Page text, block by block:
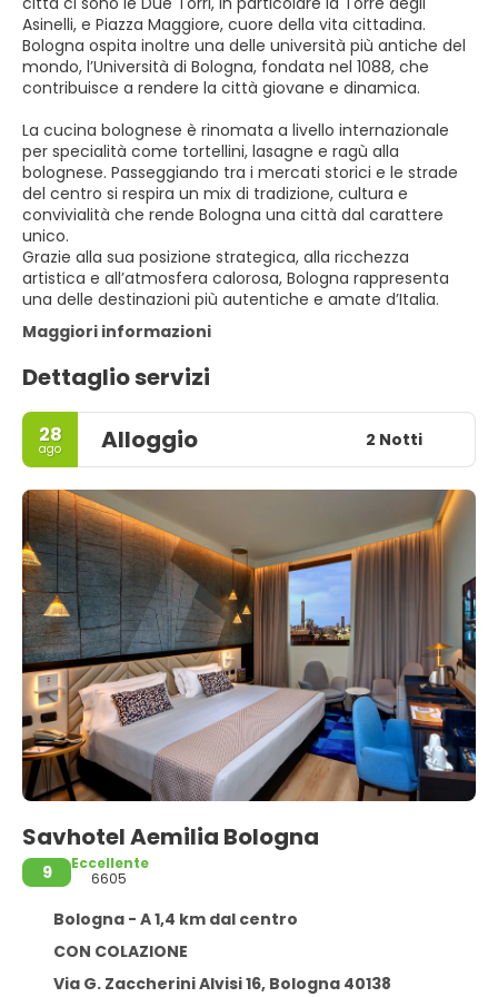
Asinelli, e Piazza Maggiore, cuore della vita cittadina.
Bologna ospita inoltre una delle università più antiche del
mondo, l’Università di Bologna, fondata nel 1088, che
contribuisce a rendere la città giovane e dinamica.
La cucina bolognese è rinomata a livello internazionale
per specialità come tortellini, lasagne e ragù alla
bolognese. Passeggiando tra i mercati storici e le strade
del centro si respira un mix di tradizione, cultura e
convivialità che rende Bologna una città dal carattere
unico.
Grazie alla sua posizione strategica, alla ricchezza
artistica e all’atmosfera calorosa, Bologna rappresenta
una delle destinazioni più autentiche e amate d’Italia.
Maggiori informazioni
Dettaglio servizi
28
ago Alloggio 2 Notti
Savhotel Aemilia Bologna
9
Eccellente
6605
Bologna - A 1,4 km dal centro
CON COLAZIONE
Via G. Zaccherini Alvisi 16, Bologna 40138